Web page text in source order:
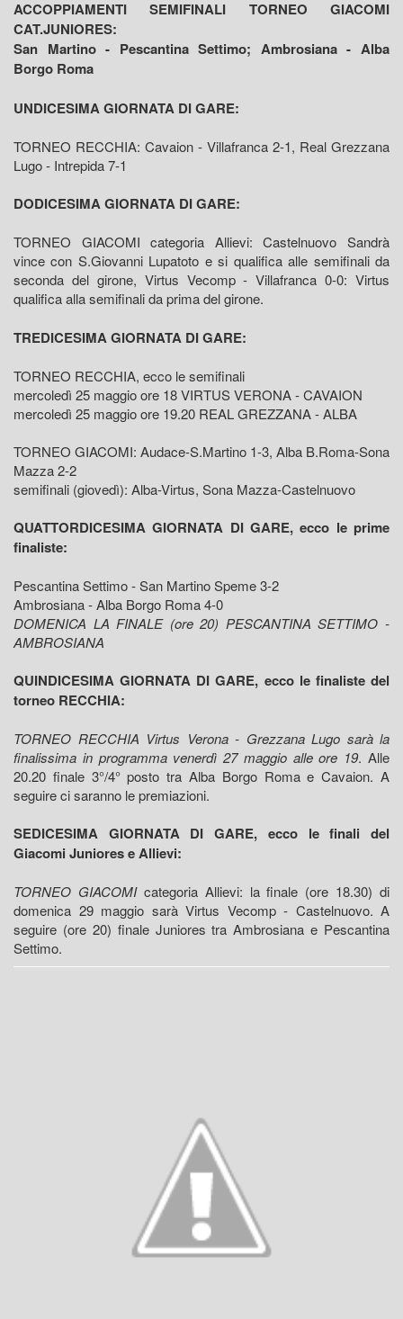
ACCOPPIAMENTI SEMIFINALI TORNEO GIACOMI
CAT.JUNIORES:
San Martino - Pescantina Settimo; Ambrosiana - Alba
Borgo Roma
UNDICESIMA GIORNATA DI GARE:
TORNEO RECCHIA: Cavaion - Villafranca 2-1, Real Grezzana
Lugo - Intrepida 7-1
DODICESIMA GIORNATA DI GARE:
TORNEO GIACOMI categoria Allievi: Castelnuovo Sandrà
vince con S.Giovanni Lupatoto e si qualifica alle semifinali da
seconda del girone, Virtus Vecomp - Villafranca 0-0: Virtus
qualifica alla semifinali da prima del girone.
TREDICESIMA GIORNATA DI GARE:
TORNEO RECCHIA, ecco le semifinali
mercoledì 25 maggio ore 18 VIRTUS VERONA - CAVAION
mercoledì 25 maggio ore 19.20 REAL GREZZANA - ALBA
TORNEO GIACOMI: Audace-S.Martino 1-3, Alba B.Roma-Sona
Mazza 2-2
semifinali (giovedì): Alba-Virtus, Sona Mazza-Castelnuovo
QUATTORDICESIMA GIORNATA DI GARE, ecco le prime
finaliste:
Pescantina Settimo - San Martino Speme 3-2
Ambrosiana - Alba Borgo Roma 4-0
DOMENICA LA FINALE (ore 20) PESCANTINA SETTIMO -
AMBROSIANA
QUINDICESIMA GIORNATA DI GARE, ecco le finaliste del
torneo RECCHIA:
TORNEO RECCHIA Virtus Verona - Grezzana Lugo sarà la
finalissima in programma venerdì 27 maggio alle ore 19. Alle
20.20 finale 3°/4° posto tra Alba Borgo Roma e Cavaion. A
seguire ci saranno le premiazioni.
SEDICESIMA GIORNATA DI GARE, ecco le finali del
Giacomi Juniores e Allievi:
TORNEO GIACOMIcategoria Allievi: la finale (ore 18.30) di
domenica 29 maggio sarà Virtus Vecomp - Castelnuovo. A
seguire (ore 20) finale Juniores tra Ambrosiana e Pescantina
Settimo.